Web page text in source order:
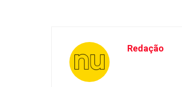
Redação